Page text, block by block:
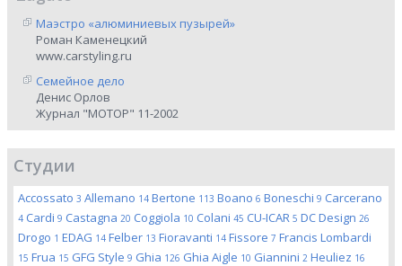
Маэстро «алюминиевых пузырей»
Роман Каменецкий
www.carstyling.ru
Семейное дело
Денис Орлов
Журнал "МОТОР" 11-2002
Студии
Accossato 3 Allemano 14 Bertone 113 Boano 6 Boneschi 9 Carcerano
4 Cardi 9 Castagna 20 Coggiola 10 Colani 45 CU-ICAR 5 DC Design 26
Drogo 1 EDAG 14 Felber 13 Fioravanti 14 Fissore 7 Francis Lombardi
15 Frua 15 GFG Style 9 Ghia 126 Ghia Aigle 10 Giannini 2 Heuliez 16